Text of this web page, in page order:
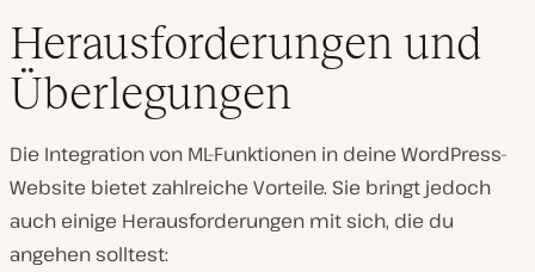
Herausforderungen und
Überlegungen
Die Integration von ML-Funktionen in deine WordPress-
Website bietet zahlreiche Vorteile. Sie bringt jedoch
auch einige Herausforderungen mit sich, die du
angehen solltest: